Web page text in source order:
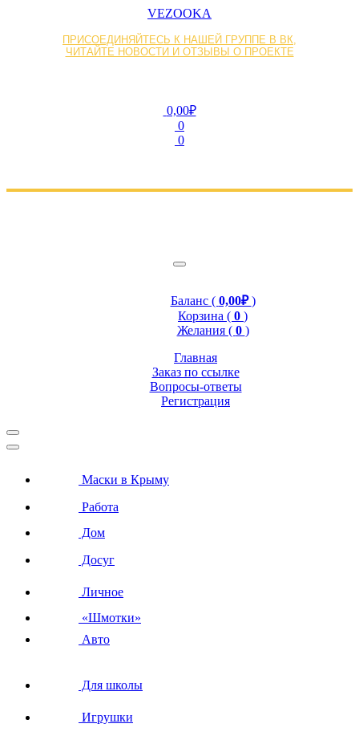
VEZOOKA
ПРИСОЕДИНЯЙТЕСЬ К НАШЕЙ ГРУППЕ В ВК,
ЧИТАЙТЕ НОВОСТИ И ОТЗЫВЫ О ПРОЕКТЕ
0,00₽
0
0
Баланс ( 0,00₽)
Корзина ( 0 )
Желания ( 0 )
Главная
Заказ по ссылке
Вопросы-ответы
Регистрация
Маски в Крыму
Работа
Дом
Досуг
Личное
«Шмотки»
Авто
Для школы
Игрушки